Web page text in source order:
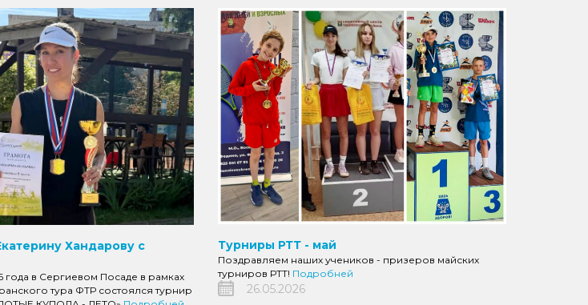
Хандарову с
в Сергиевом Посаде в рамках
тура ФТР состоялся турнир
Турниры РТТ - май
Поздравляем наших учеников - призеров майских
турниров РТТ! Подробней
26.05.2026